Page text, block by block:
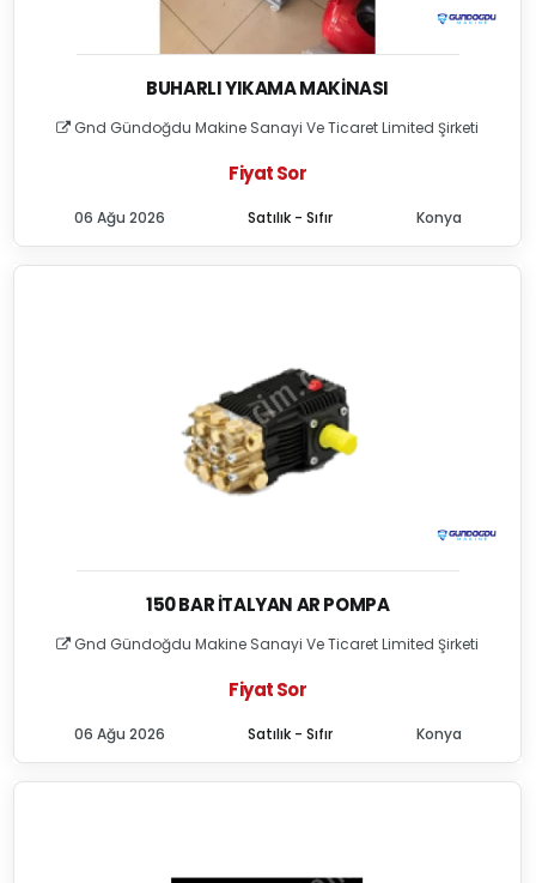
BUHARLI YIKAMA MAKINASI
Gnd Gündoğdu Makine Sanayi Ve Ticaret Limited Şirketi
Fiyat Sor
Satılık - Sıfır
06 Ağu 2026 Konya
150 BAR İTALYAN AR POMPA
Gnd Gündoğdu Makine Sanayi Ve Ticaret Limited Şirketi
Fiyat Sor
Satılık - Sıfır
06 Ağu 2026 Konya